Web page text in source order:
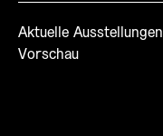
Aktuelle Ausstellungen
Vorschau